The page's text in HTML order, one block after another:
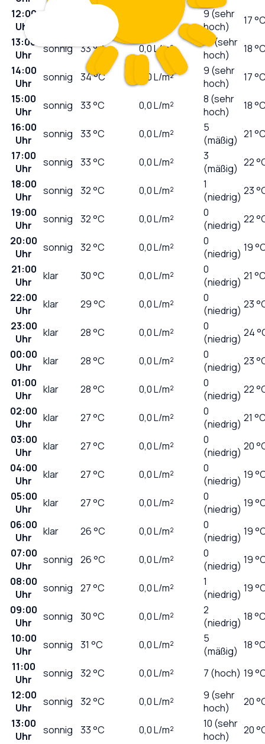
12:00
Uhr
9 (sehr
hoch)
17
13:00
Uhr
sonnig 33°C 0,0L/m²
10 (sehr
hoch)
18
14:00
Uhr
sonnig 34°C 0,0L/m²
9 (sehr
hoch)
17
15:00
Uhr
sonnig 33°C 0,0L/m²
8 (sehr
hoch)
18
16:00
Uhr
sonnig 33°C 0,0L/m²
5
(mäßig) 21
17:00
Uhr
sonnig 33°C 0,0L/m²
3
(mäßig) 22
18:00
Uhr
sonnig 32°C 0,0L/m²
1
(niedrig) 23
19:00
Uhr
sonnig 32°C 0,0L/m²
0
(niedrig) 22
20:00
Uhr
sonnig 32°C 0,0L/m²
0
(niedrig) 19
21:00
Uhr
klar 30°C 0,0L/m²
0
(niedrig) 21
22:00
Uhr
klar 29°C 0,0L/m²
0
(niedrig) 23
23:00
Uhr
klar 28°C 0,0L/m²
0
(niedrig) 24
00:00
Uhr
klar 28°C 0,0L/m²
0
(niedrig) 23
01:00
Uhr
klar 28°C 0,0L/m²
0
(niedrig) 22
02:00
Uhr
klar 27°C 0,0L/m²
0
(niedrig) 21
03:00
Uhr
klar 27°C 0,0L/m²
0
(niedrig) 20
04:00
Uhr
klar 27°C 0,0L/m²
0
(niedrig) 19
05:00
Uhr
klar 27°C 0,0L/m²
0
(niedrig) 19
06:00
Uhr
klar 26°C 0,0L/m²
0
(niedrig) 19
07:00
Uhr
sonnig 26°C 0,0L/m²
0
(niedrig) 19
08:00
Uhr
sonnig 27°C 0,0L/m²
1
(niedrig) 19
09:00
Uhr
sonnig 30°C 0,0L/m²
2
(niedrig) 18
10:00
Uhr
sonnig 31 °C 0,0L/m²
5
(mäßig) 18
11:00
Uhr
sonnig 32°C 0,0L/m² 7 (hoch) 19
12:00
Uhr
sonnig 32°C 0,0L/m²
9 (sehr
hoch)
20
13:00
Uhr
sonnig 33°C 0,0L/m²
10 (sehr
hoch)
20